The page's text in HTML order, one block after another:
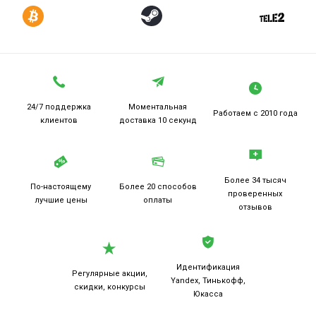
24/7 поддержка
клиентов
Моментальная
доставка 10 секунд
Работаем с 2010 года
По-настоящему
лучшие цены
Более 20 способов
оплаты
Более 34 тысяч
проверенных
отзывов
Регулярные акции,
скидки, конкурсы
Идентификация
Yandex, Тинькофф,
Юкасса